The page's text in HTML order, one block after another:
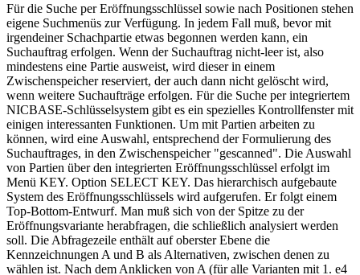
Für die Suche per Eröffnungsschlüssel sowie nach Positionen stehen
eigene Suchmenüs zur Verfügung. In jedem Fall muß, bevor mit
irgendeiner Schachpartie etwas begonnen werden kann, ein
Suchauftrag erfolgen. Wenn der Suchauftrag nicht-leer ist, also
mindestens eine Partie ausweist, wird dieser in einem
Zwischenspeicher reserviert, der auch dann nicht gelöscht wird,
wenn weitere Suchaufträge erfolgen. Für die Suche per integriertem
NICBASE-Schlüsselsystem gibt es ein spezielles Kontrollfenster mit
einigen interessanten Funktionen. Um mit Partien arbeiten zu
können, wird eine Auswahl, entsprechend der Formulierung des
Suchauftrages, in den Zwischenspeicher "gescanned". Die Auswahl
von Partien über den integrierten Eröffnungsschlüssel erfolgt im
Menü KEY. Option SELECT KEY. Das hierarchisch aufgebaute
System des Eröffnungsschlüssels wird aufgerufen. Er folgt einem
Top-Bottom-Entwurf. Man muß sich von der Spitze zu der
Eröffnungsvariante herabfragen, die schließlich analysiert werden
soll. Die Abfragezeile enthält auf oberster Ebene die
Kennzeichnungen A und B als Alternativen, zwischen denen zu
wählen ist. Nach dem Anklicken von A (für alle Varianten mit 1. e4